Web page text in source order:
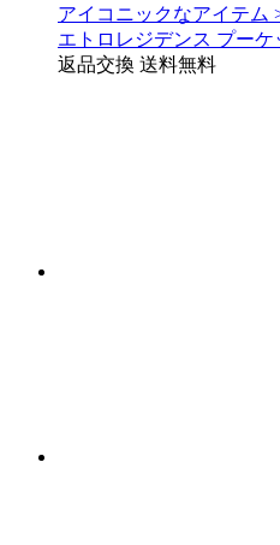
アイコニックなアイテム
エトロレジデンス プーケ
返品交換 送料無料